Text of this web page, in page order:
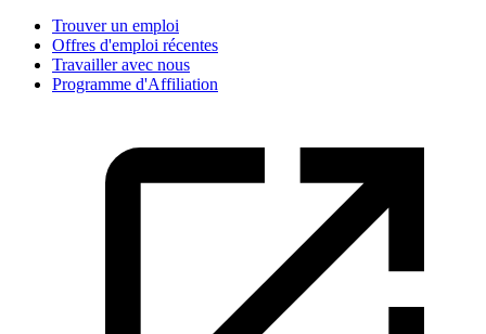
Trouver un emploi
Offres d'emploi récentes
Travailler avec nous
Programme d'Affiliation